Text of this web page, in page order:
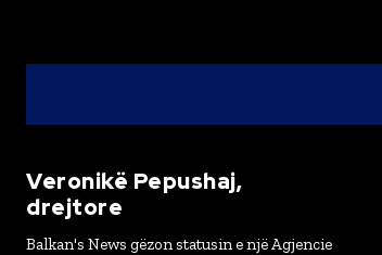
Veronikë Pepushaj,
drejtore
Balkan's News gëzon statusin e një Agjencie